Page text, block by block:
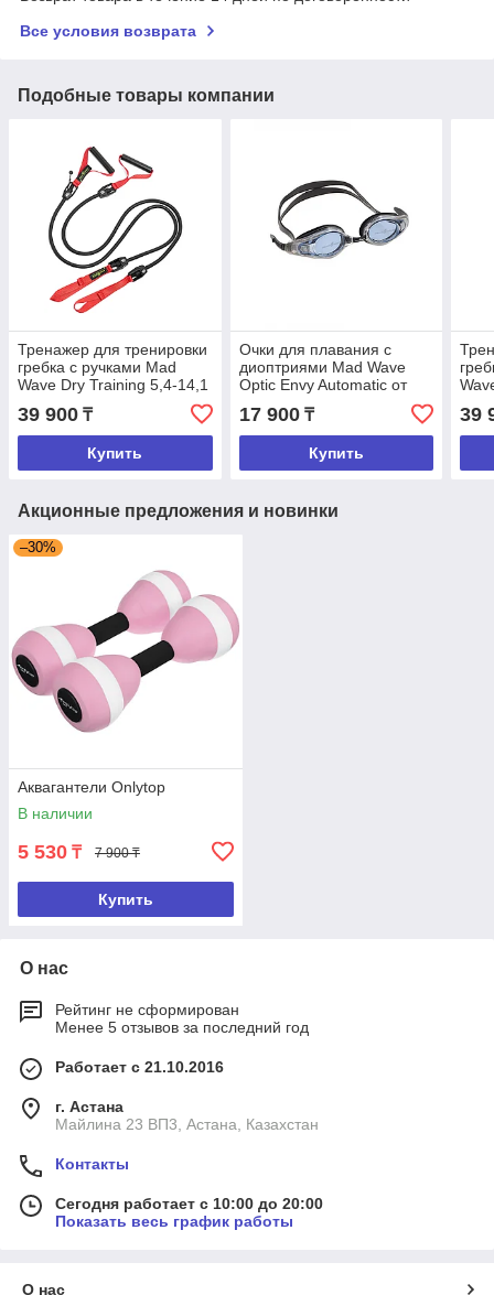
Все условия возврата
Подобные товары компании
Тренажер для тренировки
гребка с ручками Mad
Wave Dry Training 5,4-14,1
39 900 ₸
Купить
Очки для плавания с
диоптриями Mad Wave
Optic Envy Automatic от
-1,0 до -9
17 900₸
Купить
39
Акционные предложения и новинки
–30%
Аквагантели Onlytop
В наличии
5 530 ₸ 7 900 ₸
Купить
О нас
Рейтинг не сформирован
Менее 5 отзывов за последний год
Работает с 21.10.2016
г. Астана
Майлина 23 ВП3, Астана, Казахстан
Контакты
Сегодня работает с 10:00 до 20:00
Показать весь график работы
О нас